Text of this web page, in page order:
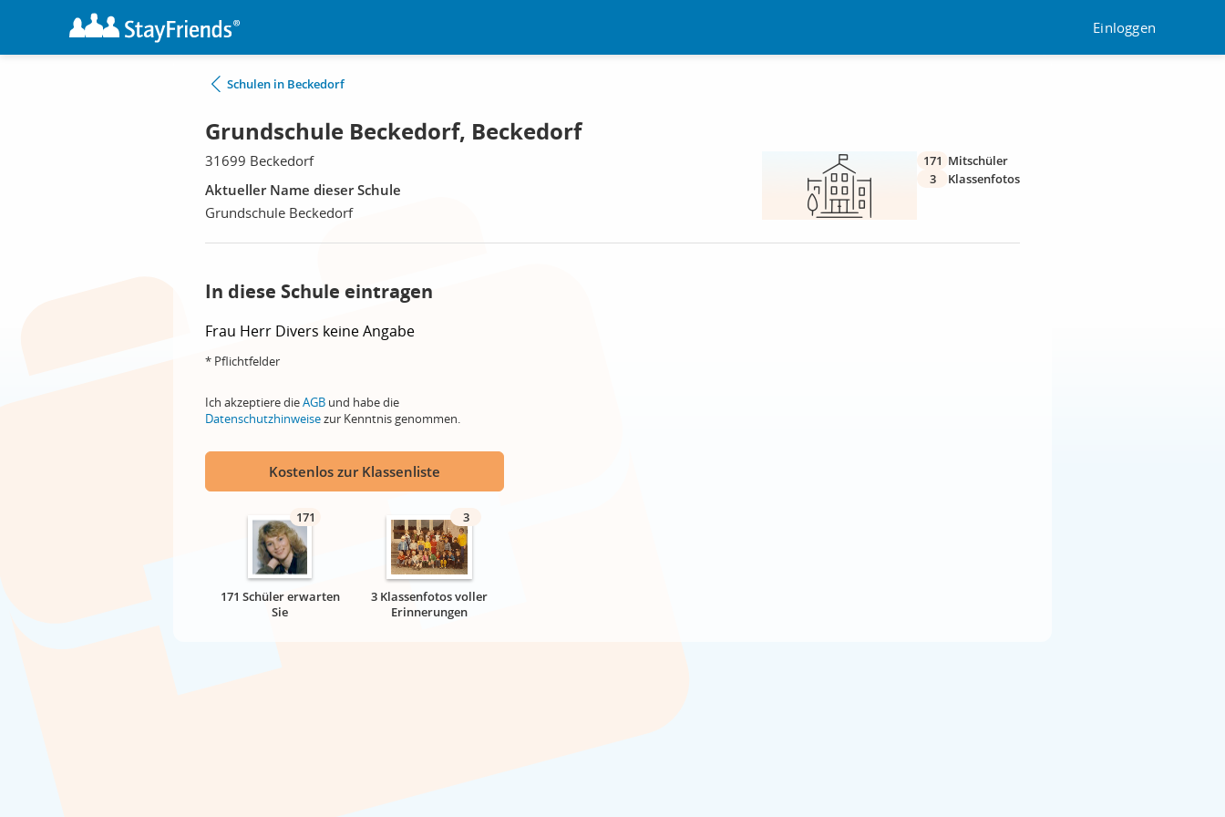
Einloggen
Schulen in Beckedorf
Grundschule Beckedorf, Beckedorf
31699 Beckedorf
Aktueller Name dieser Schule
Grundschule Beckedorf
171 Mitschüler
3
Klassenfotos
In diese Schule eintragen
Frau Herr Divers keine Angabe
* Pflichtfelder
Ich akzeptiere dieAGB und habe die
Datenschutzhinweisezur Kenntnis genommen.
Kostenlos zur Klassenliste
171
171 Schüler erwarten
Sie
3
3 Klassenfotos voller
Erinnerungen